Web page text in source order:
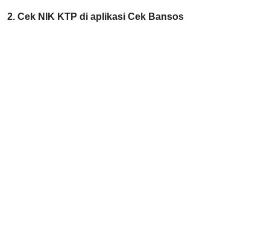
2. Cek NIK KTP di aplikasi Cek Bansos